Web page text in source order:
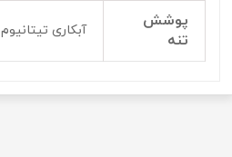
پوشش
تنه
آبکاری تیتانیوم PVD